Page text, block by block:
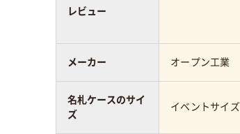
オープン工業
イベントサイズ
レビュー
メーカー
名札ケースのサイ
ズ